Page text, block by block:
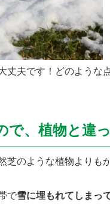
丈夫です！どのような
で、植物と違
芝のような植物よりも
で雪に埋もれてしまっ